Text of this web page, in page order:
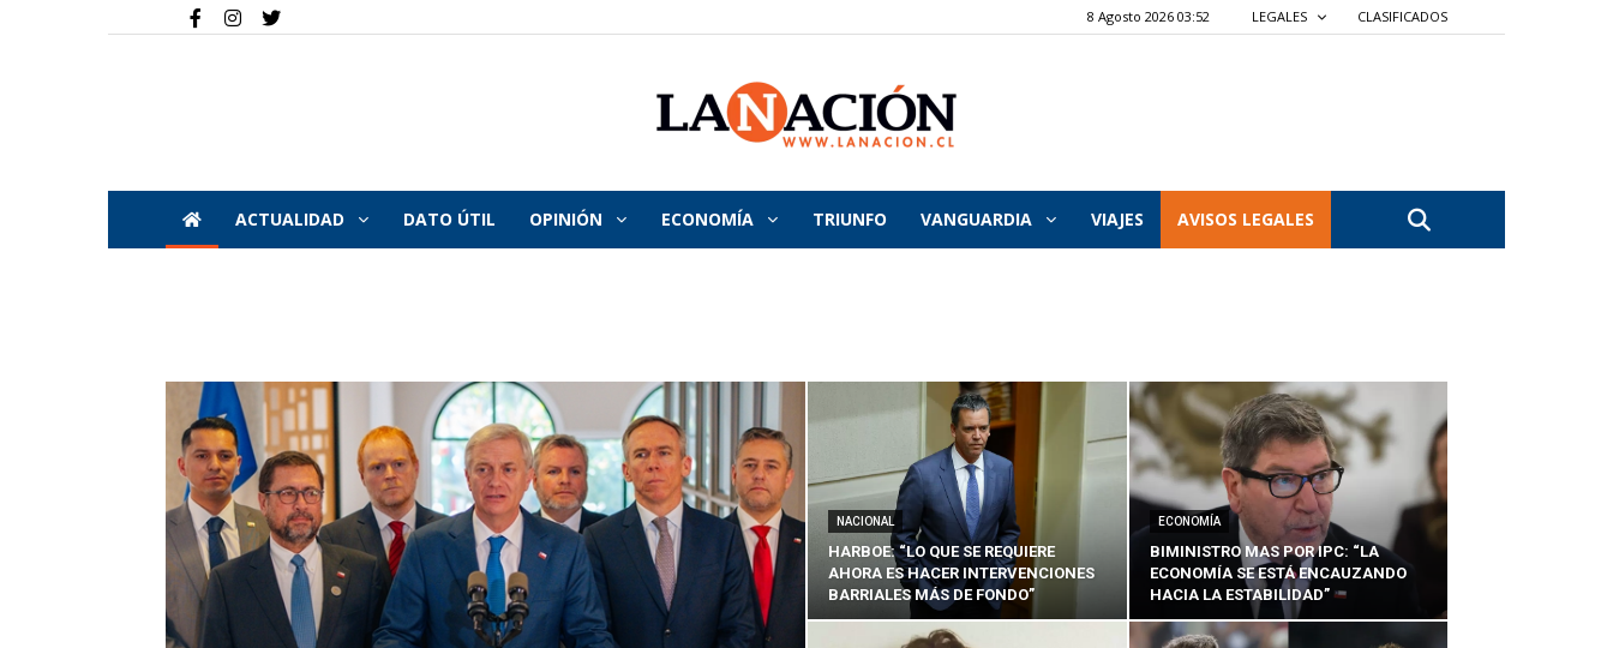
8 Agosto 2026 03:53 LEGALES CLASIFICADOS
La
Nación
ACTUALIDAD DATO ÚTIL OPINIÓN ECONOMÍA TRIUNFO VANGUARDIA VIAJES AVISOS LEGALES
NACIONAL
HARBOE: “LO QUE SE REQUIERE
AHORA ES HACER INTERVENCIONES
BARRIALES MÁS DE FONDO”
ECONOMÍA
BIMINISTRO MAS POR IPC: “LA
ECONOMÍA SE ESTÁ ENCAUZANDO
HACIA LA ESTABILIDAD”